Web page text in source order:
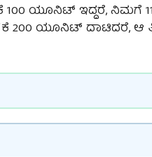
100 ಯೂನಿಟ್ ಇದ್ದರೆ, ನಿಮಗೆ
200 ಯೂನಿಟ್ ದಾಟಿದರೆ,